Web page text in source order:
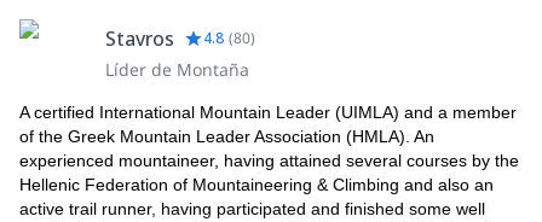
Stavros 4.8 (80)
Líder de Montaña
A certified International Mountain Leader (UIMLA) and a member
of the Greek Mountain Leader Association (HMLA). An
experienced mountaineer, having attained several courses by the
Hellenic Federation of Mountaineering & Climbing and also an
active trail runner, having participated and finished some well